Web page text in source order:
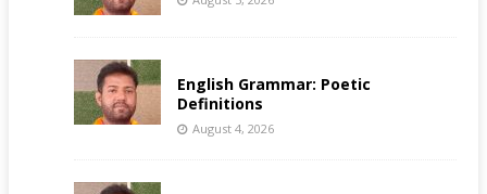
English Grammar: Poetic
Definitions
August 4, 2026